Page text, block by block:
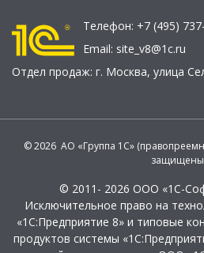
Телефон: +7 (495)
Email: site_v8@1c.ru
Отдел продаж: г. Москва, улица
© 2026 АО «Группа 1С»
защищены
© 2011- 2026 ООО «1С-
Исключительное право на
«1С:Предприятие 8» и типовые
продуктов системы